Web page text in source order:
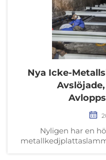
Nya Icke-
Nyligen har en